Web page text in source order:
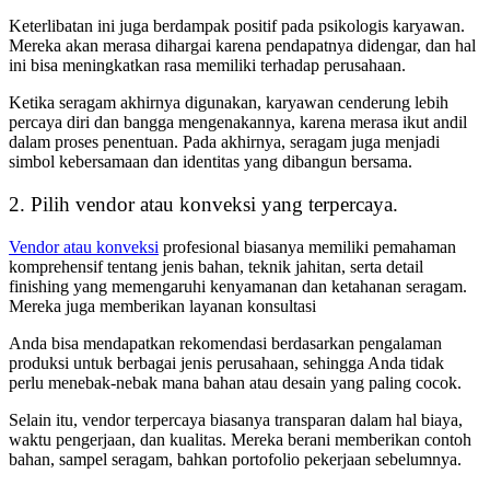
Keterlibatan ini juga berdampak positif pada psikologis karyawan.
Mereka akan merasa dihargai karena pendapatnya didengar, dan hal
ini bisa meningkatkan rasa memiliki terhadap perusahaan.
Ketika seragam akhirnya digunakan, karyawan cenderung lebih
percaya diri dan bangga mengenakannya, karena merasa ikut andil
dalam proses penentuan. Pada akhirnya, seragam juga menjadi
simbol kebersamaan dan identitas yang dibangun bersama.
2. Pilih vendor atau konveksi yang terpercaya.
Vendor atau konveksi profesional biasanya memiliki pemahaman
komprehensif tentang jenis bahan, teknik jahitan, serta detail
finishing yang memengaruhi kenyamanan dan ketahanan seragam.
Mereka juga memberikan layanan konsultasi
Anda bisa mendapatkan rekomendasi berdasarkan pengalaman
produksi untuk berbagai jenis perusahaan, sehingga Anda tidak
perlu menebak-nebak mana bahan atau desain yang paling cocok.
Selain itu, vendor terpercaya biasanya transparan dalam hal biaya,
waktu pengerjaan, dan kualitas. Mereka berani memberikan contoh
bahan, sampel seragam, bahkan portofolio pekerjaan sebelumnya.